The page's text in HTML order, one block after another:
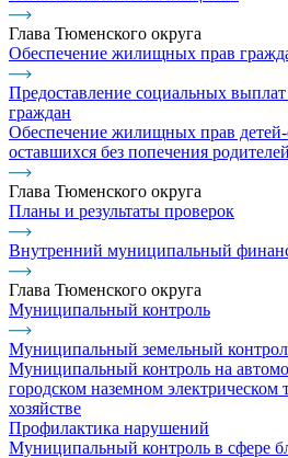
Глава Тюменского округа
Обеспечение жилищных прав
Предоставление социальных
граждан
Обеспечение жилищных прав детей-
оставшихся без попечения родителей
Глава Тюменского округа
Планы и результаты проверок
Внутренний муниципальный
Глава Тюменского округа
Муниципальный контроль
Муниципальный земельный
Муниципальный контроль на
городском наземном
хозяйстве
Профилактика нарушений
Муниципальный контроль в сфере